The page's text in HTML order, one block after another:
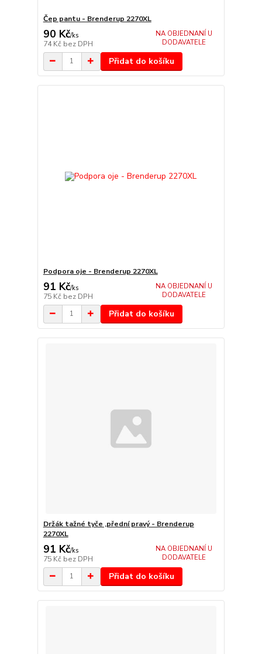
Čep pantu - Brenderup 2270XL
90 Kč/ks
74 Kč bez DPH
NA OBJEDNANÍ U
DODAVATELE
Přidat do košíku
Podpora oje - Brenderup 2270XL
91 Kč/ks
75 Kč bez DPH
NA OBJEDNANÍ U
DODAVATELE
Přidat do košíku
Držák tažné tyče ,přední pravý - Brenderup
2270XL
91 Kč/ks
75 Kč bez DPH
NA OBJEDNANÍ U
DODAVATELE
Přidat do košíku